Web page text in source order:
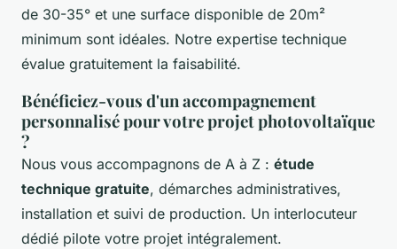
de 30-35° et une surface disponible de 20m²
minimum sont idéales. Notre expertise technique
évalue gratuitement la faisabilité.
Bénéficiez-vous d'un accompagnement
personnalisé pour votre projet photovoltaïque
?
Nous vous accompagnons de A à Z : étude
technique gratuite, démarches administratives,
installation et suivi de production. Un interlocuteur
dédié pilote votre projet intégralement.